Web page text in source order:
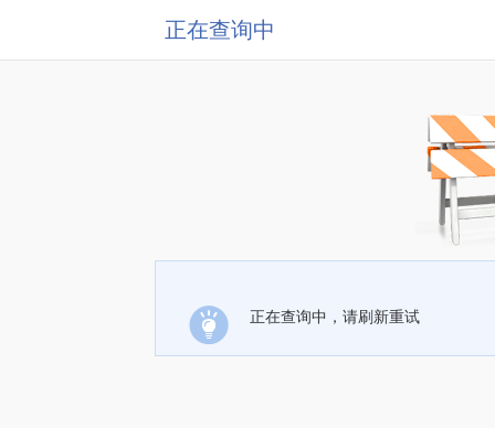
正在查询中
正在查询中，请刷新重试